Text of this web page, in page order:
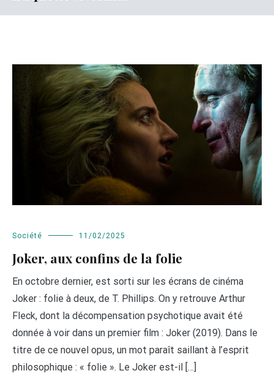
Société 11/02/2025
Joker, aux confins de la folie
En octobre dernier, est sorti sur les écrans de cinéma
Joker : folie à deux, de T. Phillips. On y retrouve Arthur
Fleck, dont la décompensation psychotique avait été
donnée à voir dans un premier film : Joker (2019). Dans le
titre de ce nouvel opus, un mot paraît saillant à l’esprit
philosophique : « folie ». Le Joker est-il […]